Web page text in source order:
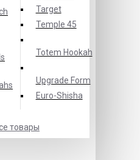
Target
Temple 45
Totem Hookah
Upgrade Form
Еuro-Shisha
товары